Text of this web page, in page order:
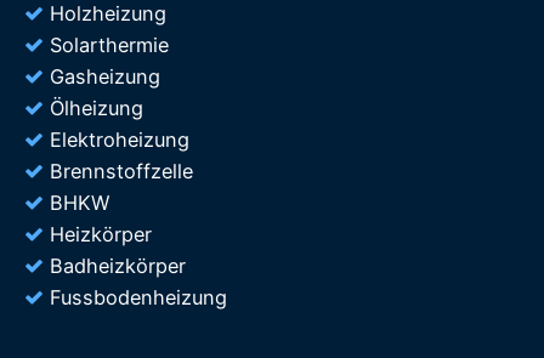
Holzheizung
Solarthermie
Gasheizung
Ölheizung
Elektroheizung
Brennstoffzelle
BHKW
Heizkörper
Badheizkörper
Fussbodenheizung